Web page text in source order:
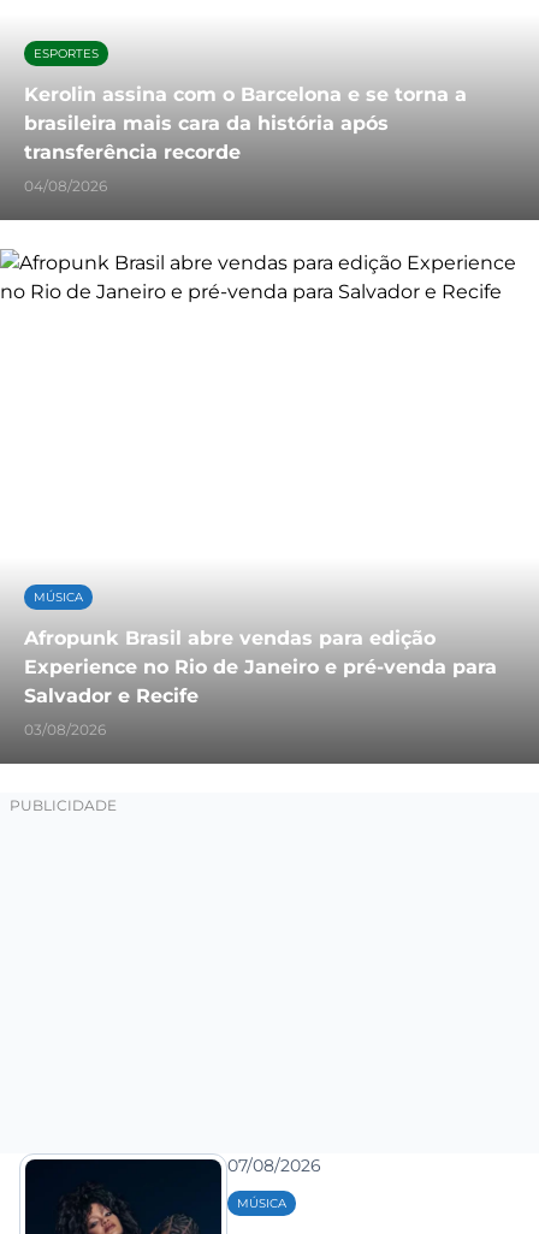
ESPORTES
Kerolin assina com o Barcelona e se torna a
brasileira mais cara da história após
transferência recorde
04/08/2026
MÚSICA
Afropunk Brasil abre vendas para edição
Experience no Rio de Janeiro e pré-venda para
Salvador e Recife
03/08/2026
07/08/2026
MÚSICA